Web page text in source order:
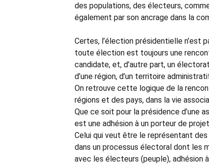
des populations, des électeurs,
également par son ancrage dans la
Certes, l’élection présidentielle n’est
toute élection est toujours une
candidate, et, d’autre part, un
d’une région, d’un territoire
On retrouve cette logique de la
régions et des pays, dans la vie
Que ce soit pour la présidence d’une
est une adhésion à un porteur de
Celui qui veut être le représentant
dans un processus électoral dont les
avec les électeurs (peuple), adhésion